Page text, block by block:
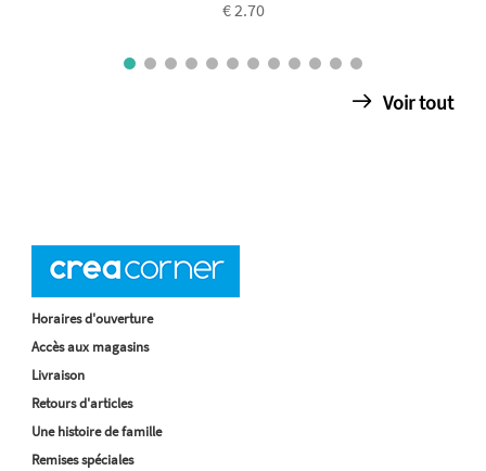
€ 2.70
Voir tout
Horaires d'ouverture
Accès aux magasins
Livraison
Retours d'articles
Une histoire de famille
Remises spéciales